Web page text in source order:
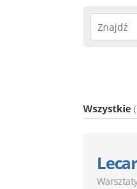
Wszystkie
Lecar